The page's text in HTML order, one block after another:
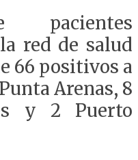
red de salud
66 positivos a
Arenas, 8
y 2 Puerto